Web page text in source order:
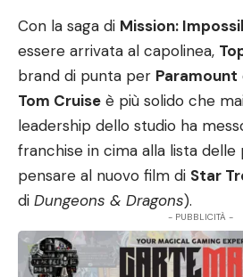
Con la saga di Mission:
essere arrivata al capolinea,
brand di punta per Paramount
Tom Cruise è più solido che
leadership dello studio ha
franchise in cima alla lista
pensare al nuovo film di Star
di Dungeons & Dragons).
- PUBBLICITÀ -